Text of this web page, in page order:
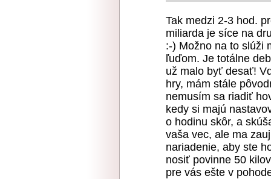
Tak medzi 2-3 hod.
miliarda je síce na
:-) Možno na to slúži
ľuďom. Je totálne
už malo byť desať!
hry, mám stále
nemusím sa riadiť
kedy si majú
o hodinu skôr, a
vaša vec, ale ma
nariadenie, aby ste
nosiť povinne 50
pre vás ešte v